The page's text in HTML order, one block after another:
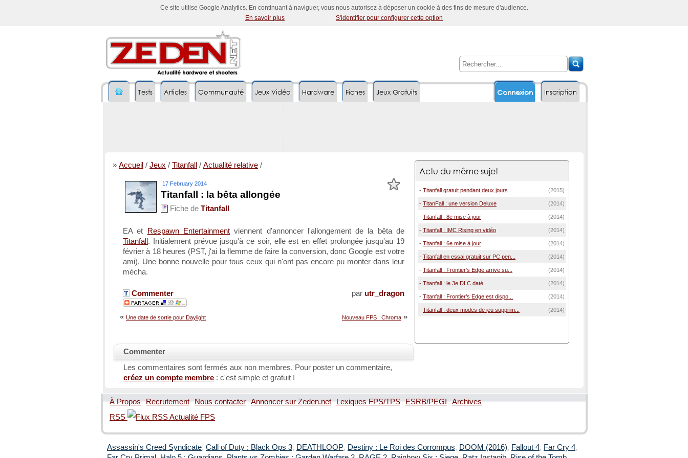
Ce site utilise Google Analytics. En continuant à naviguer, vous nous autorisez à déposer un cookie à des fins de mesure d'audience.
En savoir plus
S'identifier pour configurer cette option
Inscription
Tests Articles Communauté Jeux Vidéo Hardware Fiches Connexion
Jeux Gratuits
» Accueil / Jeux / Titanfall / Actualité relative /
17 February 2014
Titanfall : la bêta allongée
Fiche de Titanfall
EA et Respawn Entertainmentviennent d'annoncer l'allongement de la bêta de
Titanfall . Initialement prévue jusqu'à ce soir, elle est en effet prolongée jusqu'au 19
février à 18 heures (PST, j'ai la flemme de faire la conversion, donc Google est votre
ami). Une bonne nouvelle pour tous ceux qui n'ont pas encore pu monter dans leur
mécha.
par utr_dragon
Commenter
Nouveau FPS : Chroma »
« Une date de sortie pour Daylight
Commenter
Les commentaires sont fermés aux non membres. Pour poster un commentaire,
créez un compte membre : c'est simple et gratuit !
Actu du même sujet
- Titanfall gratuit pendant deux jours (2015)
- TitanFall : une version Deluxe (2014)
- Titanfall : 8e mise à jour (2014)
- Titanfall : IMC Rising en vidéo (2014)
- Titanfall : 6e mise à jour (2014)
- Titanfall en essai gratuit sur PC pen... (2014)
- Titanfall : Frontier's Edge arrive su... (2014)
- Titanfall : le 3e DLC daté (2014)
- Titanfall : Frontier’s Edge est dispo... (2014)
- Titanfall : deux modes de jeu supprim... (2014)
À Propos Recrutement Nous contacter Annoncer sur Zeden.net Lexiques FPS/TPS ESRB/PEGI
Archives
RSS
Assassin's Creed Syndicate, Call of Duty : Black Ops 3, DEATHLOOP, Destiny : Le Roi des Corrompus, DOOM (2016), Fallout 4, Far Cry 4,